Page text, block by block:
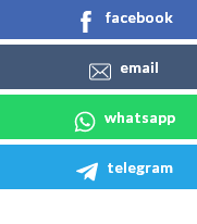
facebook
email
whatsapp
telegram